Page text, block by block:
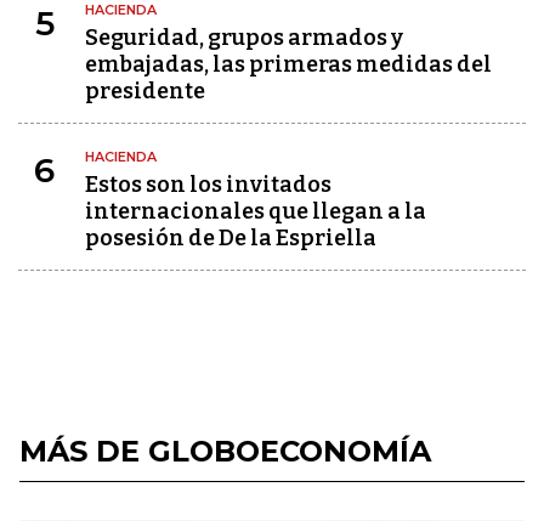
5 HACIENDA
Seguridad, grupos armados y
embajadas, las primeras medidas del
presidente
6 HACIENDA
Estos son los invitados
internacionales que llegan a la
posesión de De la Espriella
MÁS DE GLOBOECONOMÍA